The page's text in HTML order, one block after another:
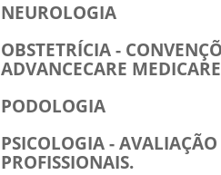
NEUROLOGIA
OBSTETRÍCIA -
ADVANCECARE MEDICARE
PODOLOGIA
PSICOLOGIA -
PROFISSIONAIS.